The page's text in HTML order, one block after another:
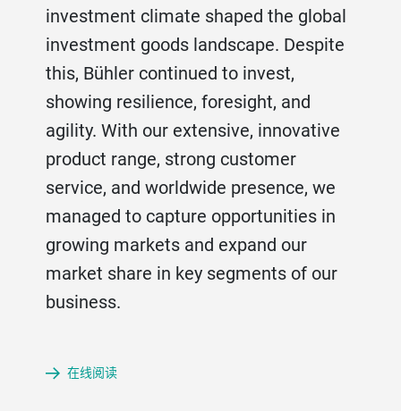
investment climate shaped the global
investment goods landscape. Despite
this, Bühler continued to invest,
showing resilience, foresight, and
agility. With our extensive, innovative
product range, strong customer
service, and worldwide presence, we
managed to capture opportunities in
growing markets and expand our
market share in key segments of our
business.
在线阅读